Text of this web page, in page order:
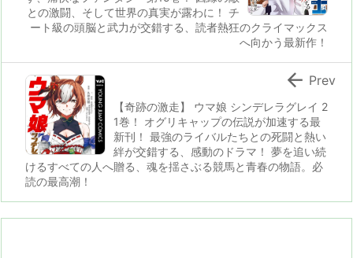
との激闘、そして世界の真実が露わに！ チ
ート級の頭脳と武力が交錯する、読者熱狂のクライマックス
へ向かう最新作！
【奇跡の激走】 ウマ娘 シンデレラグレイ 2
1巻！ オグリキャップの伝説が加速する最
新刊！ 最強のライバルたちとの死闘と熱い
絆が交錯する、感動のドラマ！ 夢を追い続
けるすべての人へ贈る、魂を揺さぶる競馬と青春の物語。必
読の最高潮！
 Prev